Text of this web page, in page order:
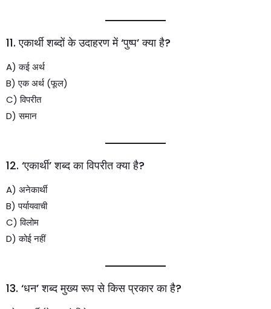
11. एकार्थी शब्दों के उदाहरण में ‘पुष्प’ क्या है?
A) कई अर्थ
B) एक अर्थ (फूल)
C) विपरीत
D) समान
12. ‘एकार्थी’ शब्द का विपरीत क्या है?
A) अनेकार्थी
B) पर्यायवाची
C) विलोम
D) कोई नहीं
13. ‘धन’ शब्द मुख्य रूप से किस प्रकार का है?